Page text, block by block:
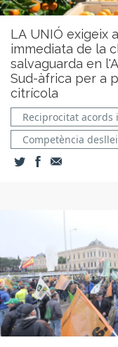
LA UNIÓ exigeix
immediata de la
salvaguarda en
Sud-àfrica per a
citrícola
Reciprocitat acords
Competència